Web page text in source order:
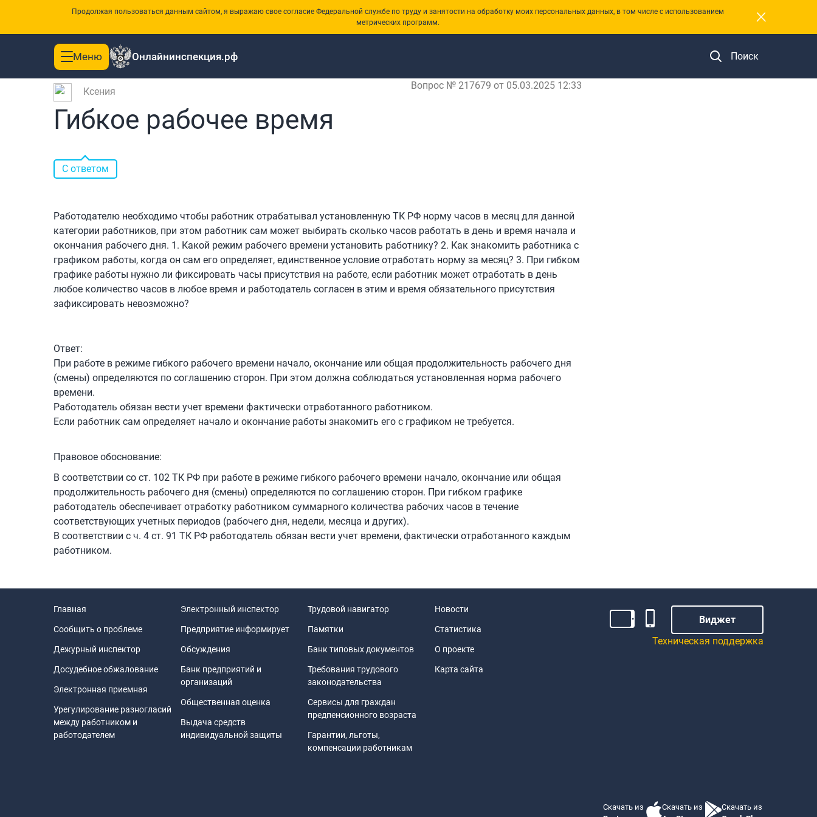
Продолжая пользоваться данным сайтом, я выражаю свое согласие Федеральной службе по труду и занятости на обработку моих персональных данных, в том числе с использованием
метрических программ.
×
Toggle
navigation
Меню Онлайнинспекция.рф Поиск
Главная |Вопросы и ответы
Вопрос № 217679 от 05.03.2025 12:33
Ксения
Гибкое рабочее время
С ответом
Работодателю необходимо чтобы работник отрабатывал установленную ТК РФ норму часов в месяц для данной
категории работников, при этом работник сам может выбирать сколько часов работать в день и время начала и
окончания рабочего дня. 1. Какой режим рабочего времени установить работнику? 2. Как знакомить работника с
графиком работы, когда он сам его определяет, единственное условие отработать норму за месяц? 3. При гибком
графике работы нужно ли фиксировать часы присутствия на работе, если работник может отработать в день
любое количество часов в любое время и работодатель согласен в этим и время обязательного присутствия
зафиксировать невозможно?
Ответ:
При работе в режиме гибкого рабочего времени начало, окончание или общая продолжительность рабочего дня
(смены) определяются по соглашению сторон. При этом должна соблюдаться установленная норма рабочего
времени.
Работодатель обязан вести учет времени фактически отработанного работником.
Если работник сам определяет начало и окончание работы знакомить его с графиком не требуется.
Правовое обоснование:
В соответствии со ст. 102 ТК РФ при работе в режиме гибкого рабочего времени начало, окончание или общая
продолжительность рабочего дня (смены) определяются по соглашению сторон. При гибком графике
работодатель обеспечивает отработку работником суммарного количества рабочих часов в течение
соответствующих учетных периодов (рабочего дня, недели, месяца и других).
В соответствии с ч. 4 ст. 91 ТК РФ работодатель обязан вести учет времени, фактически отработанного каждым
работником.
Главная
Сообщить о проблеме
Дежурный инспектор
Досудебное обжалование
Электронная приемная
Урегулирование разногласий
между работником и
работодателем
Электронный инспектор
Предприятие информирует
Обсуждения
Банк предприятий и
организаций
Общественная оценка
Выдача средств
индивидуальной защиты
Трудовой навигатор
Памятки
Банк типовых документов
Требования трудового
законодательства
Сервисы для граждан
предпенсионного возраста
Гарантии, льготы,
компенсации работникам
Новости
Статистика
О проекте
Карта сайта
Виджет
Техническая поддержка
Скачать из
Скачать из
Скачать из